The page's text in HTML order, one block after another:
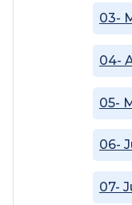
03-
04-
05-
06-
07-